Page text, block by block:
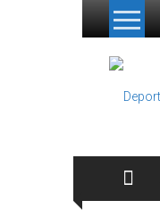
Skip to content